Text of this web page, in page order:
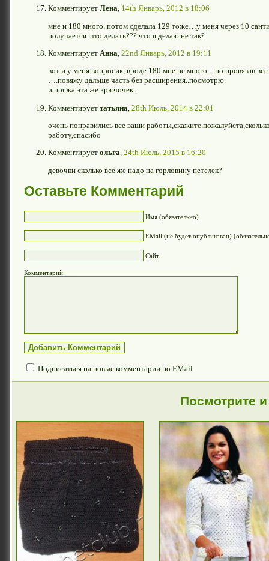
Комментирует Лена, 14th Январь, 2012 в 18:06
мне и 180 много..потом сделала 129 тоже…у меня через 10
получается..что делать??? что я делаю не так?
Комментирует Анна, 22nd Январь, 2012 в 19:11
вот и у меня вопросик, вроде 180 мне не много…но провязав
….повяжу дальше часть без расширения..посмотрю.
и пряжа эта же крючочек..
Комментирует татьяна 28th Июль, 2014 в 22:01
очень понравились все ваши
работу,спасибо
Комментирует ольга, 24th Июль, 2015 в 16:20
девочки сколько все же надо на горловину петелек?
Оставьте Комментарий
Имя (обязательно)
EMail (не будет опубликован)
Сайт
Комментарий
Подписаться на новые комментарии по EMail
Посмотрите